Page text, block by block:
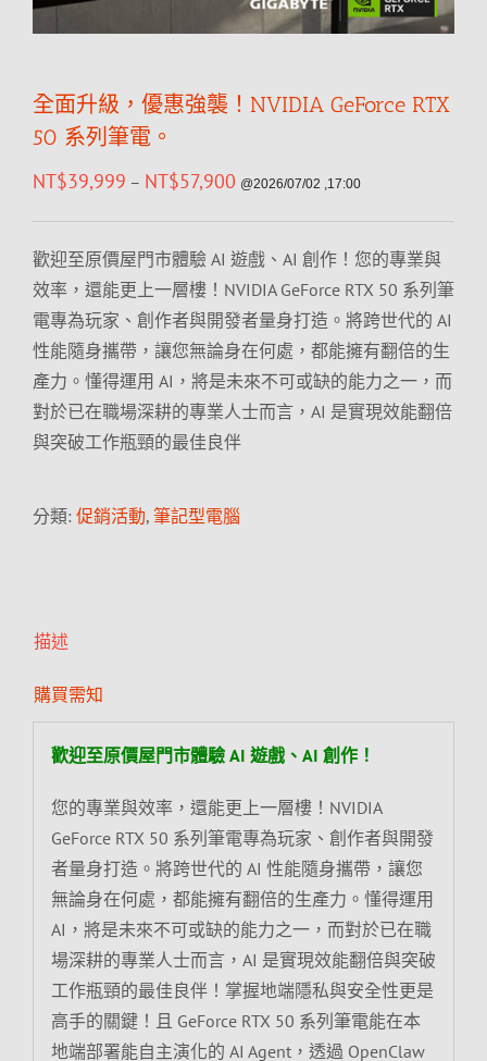
全面升級，優惠強襲！NVIDIA GeForce RTX
50 系列筆電。
NT$39,999 – NT$57,900 @2026/07/02 ,17:00
歡迎至原價屋門市體驗 AI 遊戲、AI 創作！您的專業與
效率，還能更上一層樓！NVIDIA GeForce RTX 50 系列筆
電專為玩家、創作者與開發者量身打造。將跨世代的 AI
性能隨身攜帶，讓您無論身在何處，都能擁有翻倍的生
產力。懂得運用 AI，將是未來不可或缺的能力之一，而
對於已在職場深耕的專業人士而言，AI 是實現效能翻倍
與突破工作瓶頸的最佳良伴
分類: 促銷活動, 筆記型電腦
描述
購買需知
歡迎至原價屋門市體驗 AI 遊戲、AI 創作！
您的專業與效率，還能更上一層樓！NVIDIA
GeForce RTX 50 系列筆電專為玩家、創作者與開發
者量身打造。將跨世代的 AI 性能隨身攜帶，讓您
無論身在何處，都能擁有翻倍的生產力。懂得運用
AI，將是未來不可或缺的能力之一，而對於已在職
場深耕的專業人士而言，AI 是實現效能翻倍與突破
工作瓶頸的最佳良伴！掌握地端隱私與安全性更是
高手的關鍵！且 GeForce RTX 50 系列筆電能在本
地端部署能自主演化的 AI Agent，透過 OpenClaw